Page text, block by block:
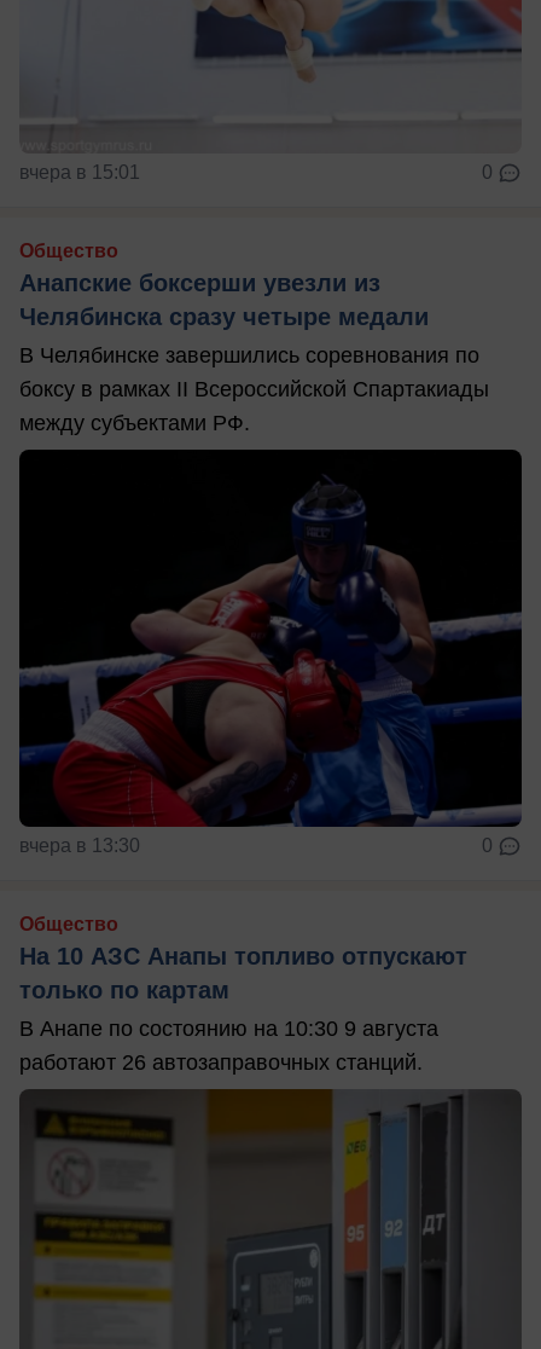
вчера в 15:01 0
Общество
Анапские боксерши увезли из
Челябинска сразу четыре медали
В Челябинске завершились соревнования по
боксу в рамках II Всероссийской Спартакиады
между субъектами РФ.
вчера в 13:30 0
Общество
На 10 АЗС Анапы топливо отпускают
только по картам
В Анапе по состоянию на 10:30 9 августа
работают 26 автозаправочных станций.